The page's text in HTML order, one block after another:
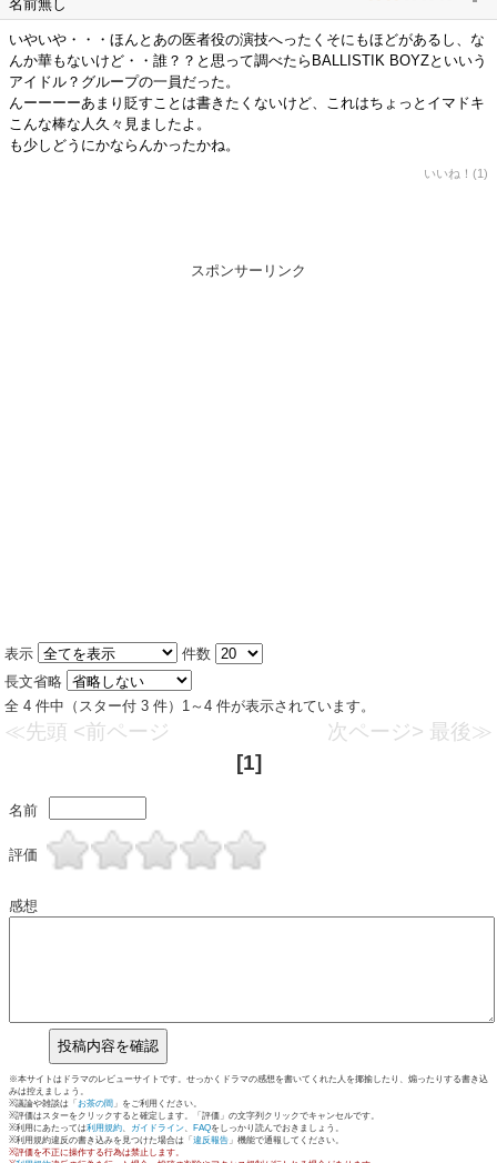
名前無し
いやいや・・・ほんとあの医者役の演技へったくそにもほどがあるし、な
んか華もないけど・・誰？？と思って調べたらBALLISTIK BOYZといいう
アイドル？グループの一員だった。
んーーーーあまり貶すことは書きたくないけど、これはちょっとイマドキ
こんな棒な人久々見ましたよ。
も少しどうにかならんかったかね。
いいね！(1)
スポンサーリンク
表示
件数
長文省略
全 4 件中（スター付 3 件）1～4 件が表示されています。
≪先頭 <前ページ 次ページ> 最後≫
[1]
名前
評価
感想
※本サイトはドラマのレビューサイトです。せっかくドラマの感想を書いてくれた人を揶揄したり、煽ったりする書き込
みは控えましょう。
※議論や雑談は「 お茶の間 」をご利用ください。
※評価はスターをクリックすると確定します。「評価」の文字列クリックでキャンセルです。
※利用にあたっては利用規約、 ガイドライン、 FAQをしっかり読んでおきましょう。
※利用規約違反の書き込みを見つけた場合は「 違反報告 」機能で通報してください。
※評価を不正に操作する行為は禁止します。